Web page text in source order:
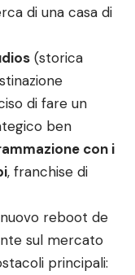
di una casa di
(storica
di fare un
ben
con i
, franchise di
reboot de
sul mercato
principali: